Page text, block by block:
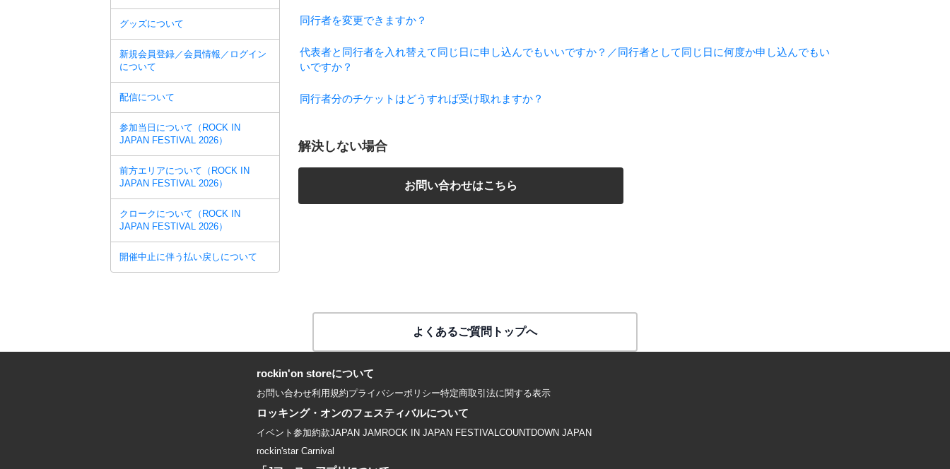
グッズについて
新規会員登録／会員情報／ログイン
について
配信について
参加当日について（ROCK IN
JAPAN FESTIVAL 2026）
前方エリアについて（ROCK IN
JAPAN FESTIVAL 2026）
クロークについて（ROCK IN
JAPAN FESTIVAL 2026）
開催中止に伴う払い戻しについて
同行者を変更できますか？
代表者と同行者を入れ替えて同じ日に申し込んでもいいですか？／同行者として同じ日に何度か申し込んでもい
いですか？
同行者分のチケットはどうすれば受け取れますか？
解決しない場合
お問い合わせはこちら
よくあるご質問トップへ
rockin'on storeについて
お問い合わせ利用規約プライバシーポリシー特定商取引法に関する表示
ロッキング・オンのフェスティバルについて
イベント参加約款JAPAN JAM ROCK IN JAPAN FESTIVALCOUNTDOWN JAPAN
rockin'star Carnival